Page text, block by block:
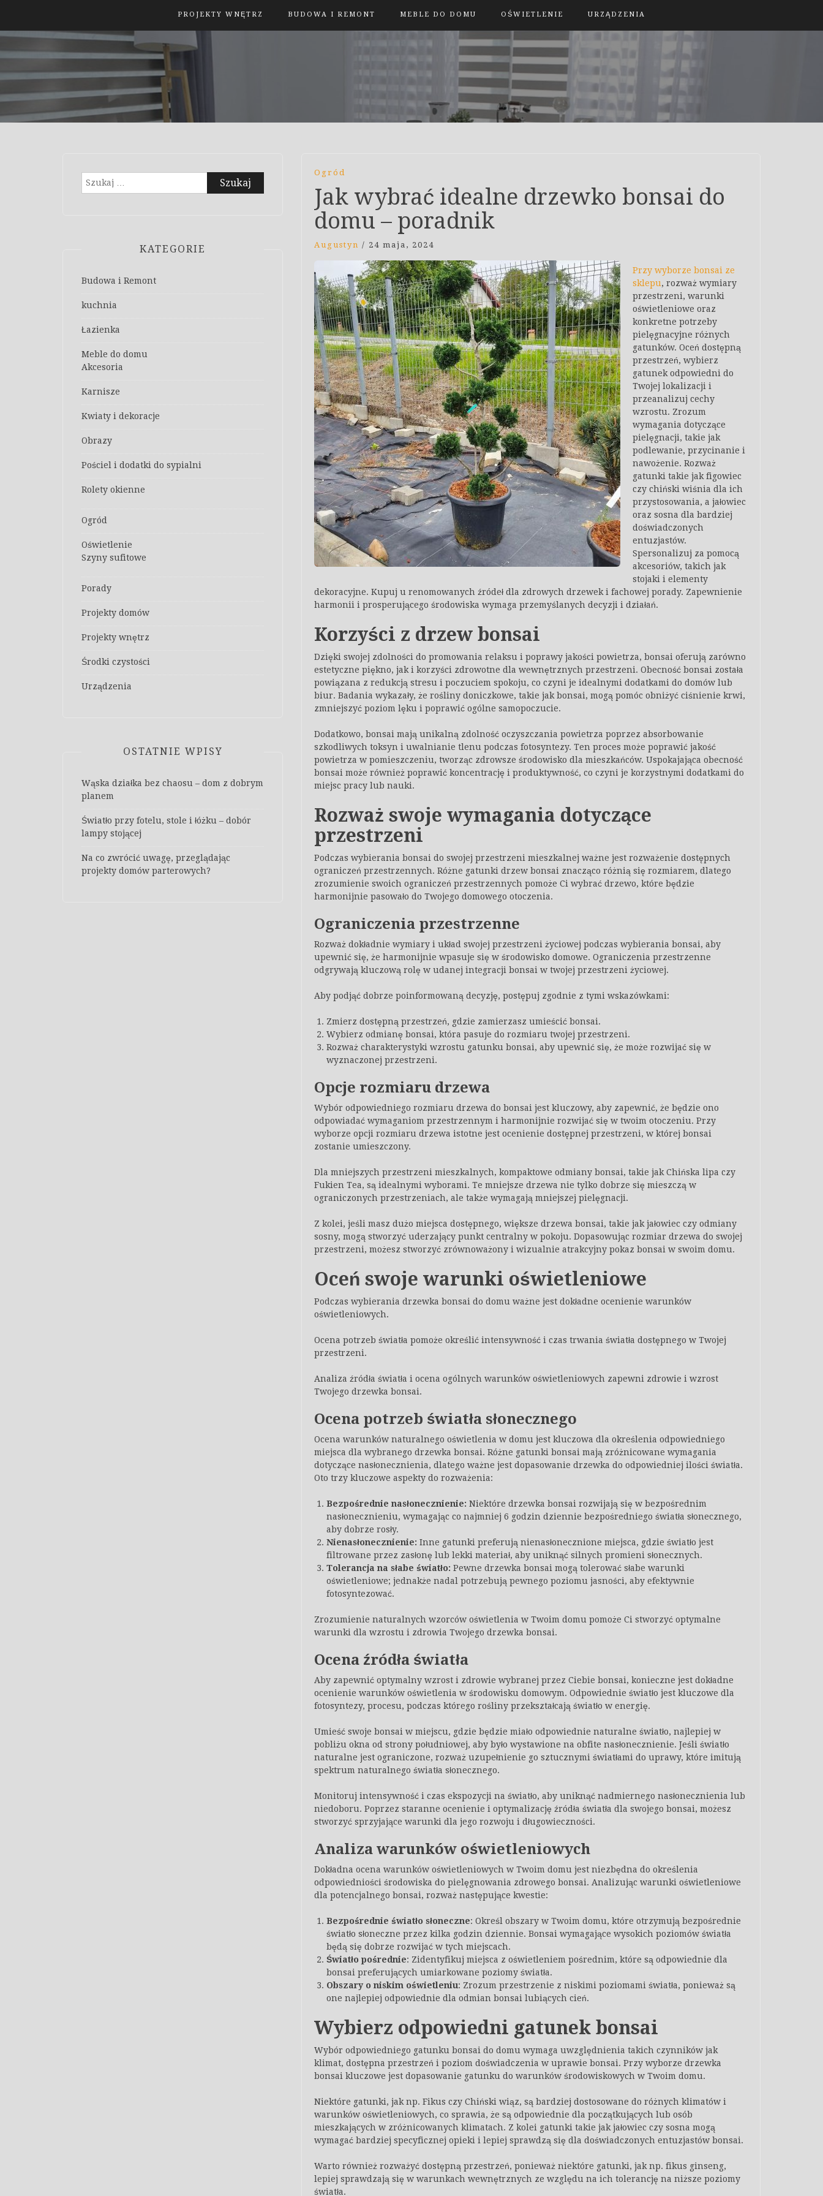
PROJEKTY WNĘTRZ BUDOWA I REMONT MEBLE DO DOMU OŚWIETLENIE URZĄDZENIA
Ogród
Jak wybrać idealne drzewko bonsai do
domu – poradnik
Augustyn / 24 maja, 2024
Przy wyborze bonsai ze
sklepu, rozważ wymiary
przestrzeni, warunki
oświetleniowe oraz
konkretne potrzeby
pielęgnacyjne różnych
gatunków. Oceń dostępną
przestrzeń, wybierz
gatunek odpowiedni do
Twojej lokalizacji i
przeanalizuj cechy
wzrostu. Zrozum
wymagania dotyczące
pielęgnacji, takie jak
podlewanie, przycinanie i
nawożenie. Rozważ
gatunki takie jak figowiec
czy chiński wiśnia dla ich
przystosowania, a jałowiec
oraz sosna dla bardziej
doświadczonych
entuzjastów.
Spersonalizuj za pomocą
akcesoriów, takich jak
stojaki i elementy
dekoracyjne. Kupuj u renomowanych źródeł dla zdrowych drzewek i fachowej porady. Zapewnienie
harmonii i prosperującego środowiska wymaga przemyślanych decyzji i działań.
Korzyści z drzew bonsai
Dzięki swojej zdolności do promowania relaksu i poprawy jakości powietrza, bonsai oferują zarówno
estetyczne piękno, jak i korzyści zdrowotne dla wewnętrznych przestrzeni. Obecność bonsai została
powiązana z redukcją stresu i poczuciem spokoju, co czyni je idealnymi dodatkami do domów lub
biur. Badania wykazały, że rośliny doniczkowe, takie jak bonsai, mogą pomóc obniżyć ciśnienie krwi,
zmniejszyć poziom lęku i poprawić ogólne samopoczucie.
Dodatkowo, bonsai mają unikalną zdolność oczyszczania powietrza poprzez absorbowanie
szkodliwych toksyn i uwalnianie tlenu podczas fotosyntezy. Ten proces może poprawić jakość
powietrza w pomieszczeniu, tworząc zdrowsze środowisko dla mieszkańców. Uspokajająca obecność
bonsai może również poprawić koncentrację i produktywność, co czyni je korzystnymi dodatkami do
miejsc pracy lub nauki.
Rozważ swoje wymagania dotyczące
przestrzeni
Podczas wybierania bonsai do swojej przestrzeni mieszkalnej ważne jest rozważenie dostępnych
ograniczeń przestrzennych. Różne gatunki drzew bonsai znacząco różnią się rozmiarem, dlatego
zrozumienie swoich ograniczeń przestrzennych pomoże Ci wybrać drzewo, które będzie
harmonijnie pasowało do Twojego domowego otoczenia.
Ograniczenia przestrzenne
Rozważ dokładnie wymiary i układ swojej przestrzeni życiowej podczas wybierania bonsai, aby
upewnić się, że harmonijnie wpasuje się w środowisko domowe. Ograniczenia przestrzenne
odgrywają kluczową rolę w udanej integracji bonsai w twojej przestrzeni życiowej.
Aby podjąć dobrze poinformowaną decyzję, postępuj zgodnie z tymi wskazówkami:
Zmierz dostępną przestrzeń, gdzie zamierzasz umieścić bonsai.
Wybierz odmianę bonsai, która pasuje do rozmiaru twojej przestrzeni.
Rozważ charakterystyki wzrostu gatunku bonsai, aby upewnić się, że może rozwijać się w
wyznaczonej przestrzeni.
Opcje rozmiaru drzewa
Wybór odpowiedniego rozmiaru drzewa do bonsai jest kluczowy, aby zapewnić, że będzie ono
odpowiadać wymaganiom przestrzennym i harmonijnie rozwijać się w twoim otoczeniu. Przy
wyborze opcji rozmiaru drzewa istotne jest ocenienie dostępnej przestrzeni, w której bonsai
zostanie umieszczony.
Dla mniejszych przestrzeni mieszkalnych, kompaktowe odmiany bonsai, takie jak Chińska lipa czy
Fukien Tea, są idealnymi wyborami. Te mniejsze drzewa nie tylko dobrze się mieszczą w
ograniczonych przestrzeniach, ale także wymagają mniejszej pielęgnacji.
Z kolei, jeśli masz dużo miejsca dostępnego, większe drzewa bonsai, takie jak jałowiec czy odmiany
sosny, mogą stworzyć uderzający punkt centralny w pokoju. Dopasowując rozmiar drzewa do swojej
przestrzeni, możesz stworzyć zrównoważony i wizualnie atrakcyjny pokaz bonsai w swoim domu.
Oceń swoje warunki oświetleniowe
Podczas wybierania drzewka bonsai do domu ważne jest dokładne ocenienie warunków
oświetleniowych.
Ocena potrzeb światła pomoże określić intensywność i czas trwania światła dostępnego w Twojej
przestrzeni.
Analiza źródła światła i ocena ogólnych warunków oświetleniowych zapewni zdrowie i wzrost
Twojego drzewka bonsai.
Ocena potrzeb światła słonecznego
Ocena warunków naturalnego oświetlenia w domu jest kluczowa dla określenia odpowiedniego
miejsca dla wybranego drzewka bonsai. Różne gatunki bonsai mają zróżnicowane wymagania
dotyczące nasłonecznienia, dlatego ważne jest dopasowanie drzewka do odpowiedniej ilości światła.
Oto trzy kluczowe aspekty do rozważenia:
Bezpośrednie nasłonecznienie: Niektóre drzewka bonsai rozwijają się w bezpośrednim
nasłonecznieniu, wymagając co najmniej 6 godzin dziennie bezpośredniego światła słonecznego,
aby dobrze rosły.
Nienasłonecznienie: Inne gatunki preferują nienasłonecznione miejsca, gdzie światło jest
filtrowane przez zasłonę lub lekki materiał, aby uniknąć silnych promieni słonecznych.
Tolerancja na słabe światło: Pewne drzewka bonsai mogą tolerować słabe warunki
oświetleniowe; jednakże nadal potrzebują pewnego poziomu jasności, aby efektywnie
fotosyntezować.
Zrozumienie naturalnych wzorców oświetlenia w Twoim domu pomoże Ci stworzyć optymalne
warunki dla wzrostu i zdrowia Twojego drzewka bonsai.
Ocena źródła światła
Aby zapewnić optymalny wzrost i zdrowie wybranej przez Ciebie bonsai, konieczne jest dokładne
ocenienie warunków oświetlenia w środowisku domowym. Odpowiednie światło jest kluczowe dla
fotosyntezy, procesu, podczas którego rośliny przekształcają światło w energię.
Umieść swoje bonsai w miejscu, gdzie będzie miało odpowiednie naturalne światło, najlepiej w
pobliżu okna od strony południowej, aby było wystawione na obfite nasłonecznienie. Jeśli światło
naturalne jest ograniczone, rozważ uzupełnienie go sztucznymi światłami do uprawy, które imitują
spektrum naturalnego światła słonecznego.
Monitoruj intensywność i czas ekspozycji na światło, aby uniknąć nadmiernego nasłonecznienia lub
niedoboru. Poprzez staranne ocenienie i optymalizację źródła światła dla swojego bonsai, możesz
stworzyć sprzyjające warunki dla jego rozwoju i długowieczności.
Analiza warunków oświetleniowych
Dokładna ocena warunków oświetleniowych w Twoim domu jest niezbędna do określenia
odpowiedniości środowiska do pielęgnowania zdrowego bonsai. Analizując warunki oświetleniowe
dla potencjalnego bonsai, rozważ następujące kwestie:
Bezpośrednie światło słoneczne: Określ obszary w Twoim domu, które otrzymują bezpośrednie
światło słoneczne przez kilka godzin dziennie. Bonsai wymagające wysokich poziomów światła
będą się dobrze rozwijać w tych miejscach.
Światło pośrednie: Zidentyfikuj miejsca z oświetleniem pośrednim, które są odpowiednie dla
bonsai preferujących umiarkowane poziomy światła.
Obszary o niskim oświetleniu: Zrozum przestrzenie z niskimi poziomami światła, ponieważ są
one najlepiej odpowiednie dla odmian bonsai lubiących cień.
Wybierz odpowiedni gatunek bonsai
Wybór odpowiedniego gatunku bonsai do domu wymaga uwzględnienia takich czynników jak
klimat, dostępna przestrzeń i poziom doświadczenia w uprawie bonsai. Przy wyborze drzewka
bonsai kluczowe jest dopasowanie gatunku do warunków środowiskowych w Twoim domu.
Niektóre gatunki, jak np. Fikus czy Chiński wiąz, są bardziej dostosowane do różnych klimatów i
warunków oświetleniowych, co sprawia, że są odpowiednie dla początkujących lub osób
mieszkających w zróżnicowanych klimatach. Z kolei gatunki takie jak jałowiec czy sosna mogą
wymagać bardziej specyficznej opieki i lepiej sprawdzą się dla doświadczonych entuzjastów bonsai.
Warto również rozważyć dostępną przestrzeń, ponieważ niektóre gatunki, jak np. fikus ginseng,
lepiej sprawdzają się w warunkach wewnętrznych ze względu na ich tolerancję na niższe poziomy
światła.
Szukaj:
KATEGORIE
Budowa i Remont
kuchnia
Łazienka
Meble do domu
Akcesoria
Karnisze
Kwiaty i dekoracje
Obrazy
Pościel i dodatki do sypialni
Rolety okienne
Ogród
Oświetlenie
Szyny sufitowe
Porady
Projekty domów
Projekty wnętrz
Środki czystości
Urządzenia
OSTATNIE WPISY
Wąska działka bez chaosu – dom z dobrym
planem
Światło przy fotelu, stole i łóżku – dobór
lampy stojącej
Na co zwrócić uwagę, przeglądając
projekty domów parterowych?